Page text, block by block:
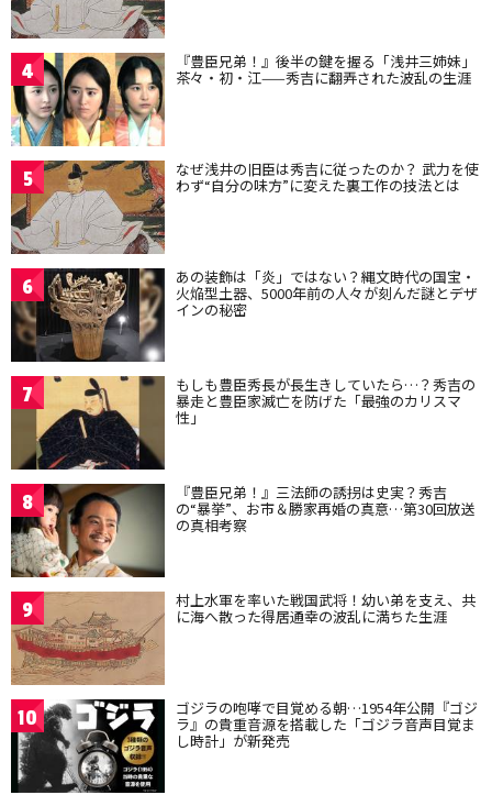
4 『豊臣兄弟！』後半の鍵を握る「浅井三姉妹」
茶々・初・江——秀吉に翻弄された波乱の生涯
5 なぜ浅井の旧臣は秀吉に従ったのか？ 武力を使
わず“自分の味方”に変えた裏工作の技法とは
6 あの装飾は「炎」ではない？縄文時代の国宝・
火焔型土器、5000年前の人々が刻んだ謎とデザ
インの秘密
7 もしも豊臣秀長が長生きしていたら…？秀吉の
暴走と豊臣家滅亡を防げた「最強のカリスマ
性」
8 『豊臣兄弟！』三法師の誘拐は史実？秀吉
の“暴挙”、お市＆勝家再婚の真意…第30回放送
の真相考察
9 村上水軍を率いた戦国武将！幼い弟を支え、共
に海へ散った得居通幸の波乱に満ちた生涯
10 ゴジラの咆哮で目覚める朝…1954年公開『ゴジ
ラ』の貴重音源を搭載した「ゴジラ音声目覚ま
し時計」が新発売